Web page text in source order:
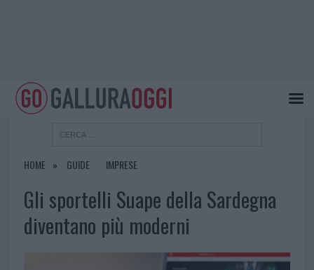
HOME GUIDE IMPRESE
Gli sportelli Suape della Sardegna
diventano più moderni